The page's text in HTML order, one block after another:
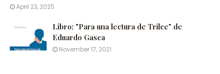
April 23, 2025
Libro: "Para una lectura de Trilce" de
Eduardo Gasca
November 17, 2021